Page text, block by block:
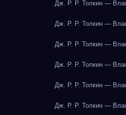
Дж. Р. Р. Толкин —
Дж. Р. Р. Толкин —
Дж. Р. Р. Толкин —
Дж. Р. Р. Толкин —
Дж. Р. Р. Толкин —
Дж. Р. Р. Толкин —